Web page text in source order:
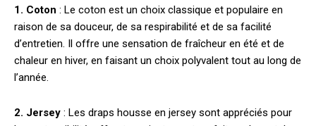
1. Coton : Le coton est un choix classique et populaire en
raison de sa douceur, de sa respirabilité et de sa facilité
d’entretien. Il offre une sensation de fraîcheur en été et de
chaleur en hiver, en faisant un choix polyvalent tout au long de
l’année.
2. Jersey : Les draps housse en jersey sont appréciés pour